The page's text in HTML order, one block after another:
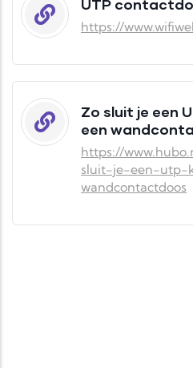
UTP
https://
Zo sluit je een
een
https://
sluit-je-een-utp-
wandcontactdoos